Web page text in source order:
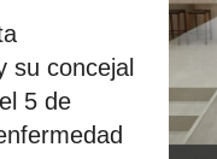
su concejal
5 de